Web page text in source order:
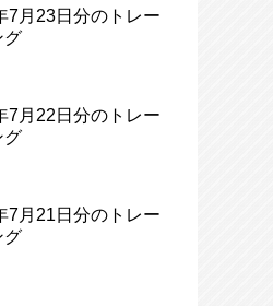
7月23日分のトレー
グ
7月22日分のトレー
グ
7月21日分のトレー
グ